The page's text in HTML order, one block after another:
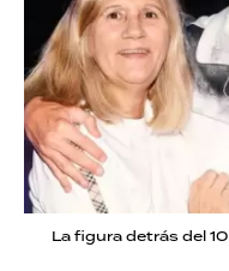
La figura detrás del 10